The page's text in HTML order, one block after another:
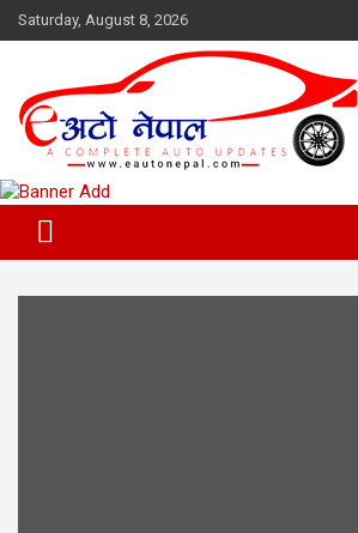
Skip
to
Saturday, August 8, 2026